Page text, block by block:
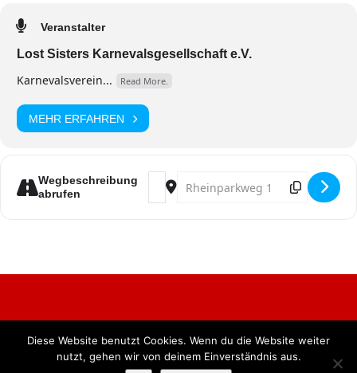
Veranstalter
Lost Sisters Karnevalsgesellschaft e.V.
Karnevalsverein... Read More.
MEHR ERFAHREN
Wegbeschreibung
abrufen
Address - Jeckenklinik am Rhing
Destination Address -
Alle Rechte vorbehalten. BKB Verlag GmbH
Diese Website benutzt Cookies. Wenn du die Website weiter
nutzt, gehen wir von deinem Einverständnis aus.